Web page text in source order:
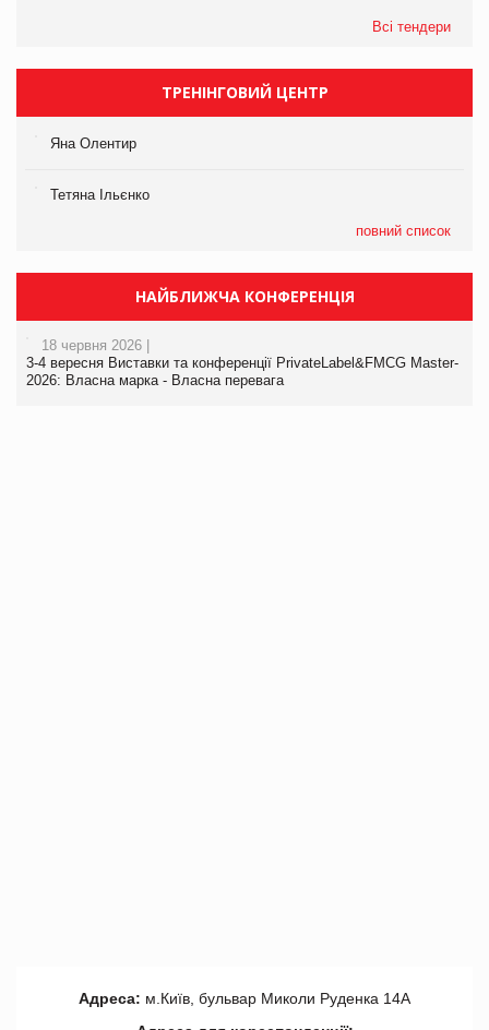
Всі тендери
ТРЕНІНГОВИЙ ЦЕНТР
Яна Олентир
Тетяна Ільєнко
повний список
НАЙБЛИЖЧА КОНФЕРЕНЦІЯ
18 червня 2026 |
3-4 вересня Виставки та конференції PrivateLabel&FMCG Master-
2026: Власна марка - Власна перевага
Адреса: м.Київ, бульвар Миколи Руденка 14А